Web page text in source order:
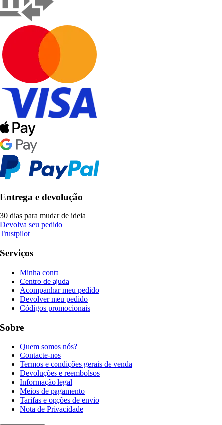
Entrega e devolução
30 dias para mudar de ideia
Devolva seu pedido
Trustpilot
Serviços
Minha conta
Centro de ajuda
Acompanhar meu pedido
Devolver meu pedido
Códigos promocionais
Sobre
Quem somos nós?
Contacte-nos
Termos e condições gerais de venda
Devoluções e reembolsos
Informação legal
Meios de pagamento
Tarifas e opções de envio
Nota de Privacidade